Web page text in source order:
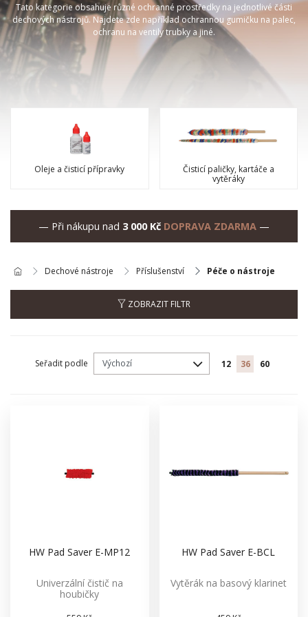
Tato kategorie obsahuje různé ochranné prostředky na jednotlivé části
dechových nástrojů. Najdete zde například ochrannou gumičku na palec,
ochranu na ventily trubky a jiné.
Oleje a čisticí přípravky
Čisticí paličky, kartáče a
vytěráky
— Při nákupu nad 3 000 Kč DOPRAVA ZDARMA —
Dechové nástroje Příslušenství Péče o nástroje
ZOBRAZIT FILTR
Seřadit podle 12 36 60
HW Pad Saver E-MP12
Univerzální čistič na
houbičky
HW Pad Saver E-BCL
Vytěrák na basový klarinet